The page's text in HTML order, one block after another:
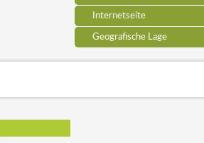
Internetseite
Geografische Lage